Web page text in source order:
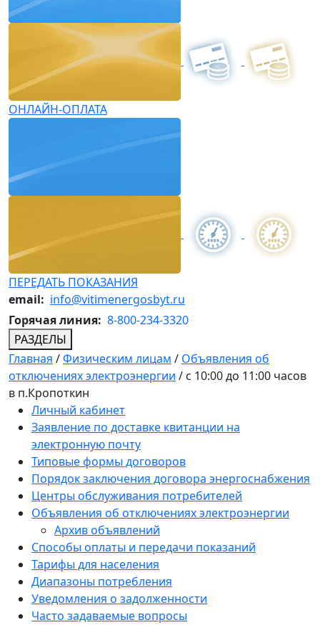
ОНЛАЙН-ОПЛАТА
ПЕРЕДАТЬ ПОКАЗАНИЯ
email: info@vitimenergosbyt.ru
Горячая линия: 8-800-234-3320
РАЗДЕЛЫ
Главная /Физическим лицам / Объявления об
отключениях электроэнергии / с 10:00 до 11:00 часов
в п.Кропоткин
Личный кабинет
Заявление по доставке квитанции на
электронную почту
Типовые формы договоров
Порядок заключения договора энергоснабжения
Центры обслуживания потребителей
Объявления об отключениях электроэнергии
Архив объявлений
Способы оплаты и передачи показаний
Тарифы для населения
Диапазоны потребления
Уведомления о задолженности
Часто задаваемые вопросы